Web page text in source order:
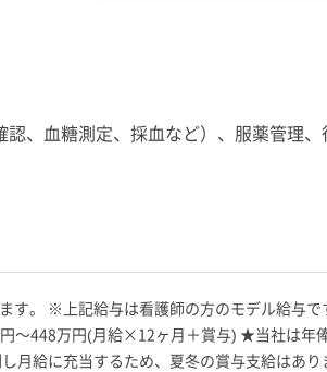
、血糖測定、採血など）、服薬管理
す。 ※上記給与は看護師の方のモデル給与
～448万円(月給×12ヶ月＋賞与) ★当社は年
給に充当するため、夏冬の賞与支給はあり